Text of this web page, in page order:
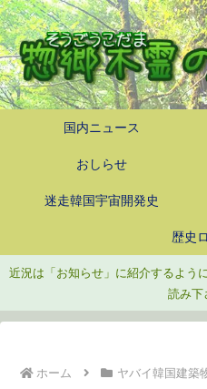
国内ニュース
おしらせ
迷走韓国宇宙開発史
歴史
近況は「お知らせ」に紹介するよう
読み下
ホーム ヤバイ韓国建築